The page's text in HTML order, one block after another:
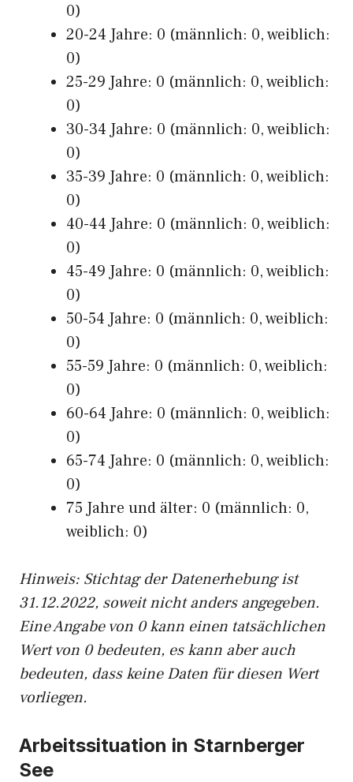
0)
20-24 Jahre: 0 (männlich: 0, weiblich:
0)
25-29 Jahre: 0 (männlich: 0, weiblich:
0)
30-34 Jahre: 0 (männlich: 0, weiblich:
0)
35-39 Jahre: 0 (männlich: 0, weiblich:
0)
40-44 Jahre: 0 (männlich: 0, weiblich:
0)
45-49 Jahre: 0 (männlich: 0, weiblich:
0)
50-54 Jahre: 0 (männlich: 0, weiblich:
0)
55-59 Jahre: 0 (männlich: 0, weiblich:
0)
60-64 Jahre: 0 (männlich: 0, weiblich:
0)
65-74 Jahre: 0 (männlich: 0, weiblich:
0)
75 Jahre und älter: 0 (männlich: 0,
weiblich: 0)
Hinweis: Stichtag der Datenerhebung ist
31.12.2022, soweit nicht anders angegeben.
Eine Angabe von 0 kann einen tatsächlichen
Wert von 0 bedeuten, es kann aber auch
bedeuten, dass keine Daten für diesen Wert
vorliegen.
Arbeitssituation in Starnberger
See